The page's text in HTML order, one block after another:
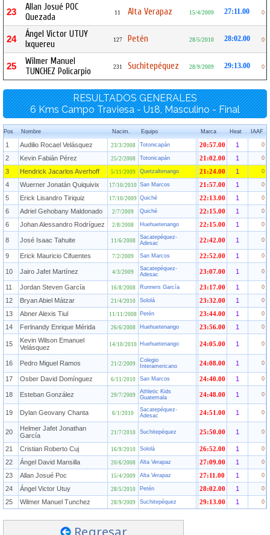
23
Allan Josué POC
Quezada
11 Alta Verapaz 15/4/2009 27:11.00 0
24
Ángel Victor UTUY
Ixquereu
127 Petén 28/5/2010 28:02.00 0
25
Wilmer Manuel
TUNCHEZ Policarpio
231 Suchitepéquez 28/9/2009 29:13.00 0
RESULTADOS GENERALES
6 Kms Campo Traviesa - U18, Masculino - Final
Pos Nombre Nacim. Equipo Marca Heat IAAF
1 Audilio Rocael Velásquez 23/3/2008 Totonicapán 20:57.00 1 0
2 Kevin Fabián Pérez 25/2/2008 Totonicapán 21:02.00 1 0
3 Hendrick Jacarlos Averhoff 5/11/2009 Quetzaltenango 21:24.00 1 0
4 Wuerner Jonatán Quiquivix 17/10/2010 San Marcos 21:57.00 1 0
5 Erick Lisandro Tiriquiz 17/10/2009 Quiché 22:13.00 1 0
6 Adriel Gehobany Maldonado 2/7/2009 Quiché 22:15.00 1 0
6 Johan Alessandro Rodríguez 2/8/2008 Huehuetenango 22:15.00 1 0
8 José Isaac Tahuite 11/6/2008
Sacatepéquez-
Adesac
22:42.00 1 0
9 Erick Mauricio Cifuentes 7/2/2009 San Marcos 22:52.00 1 0
10 Jairo Jafet Martínez 4/3/2009
Sacatepéquez-
Adesac
23:07.00 1 0
11 Jordan Steven García 16/8/2008 Runners García 23:17.00 1 0
12 Bryan Abiel Mátzar 21/4/2010 Sololá 23:32.00 1 0
13 Abner Alexis Tiul 11/11/2008 Petén 23:44.00 1 0
14 Ferlnandy Enrique Mérida 26/6/2008 Huehuetenango 23:56.00 1 0
15
Kevin Wilson Emanuel
Velásquez
14/10/2010 Huehuetenango 24:05.00 1 0
16 Pedro Miguel Ramos 21/2/2009
Colegio
Interamericano
24:08.00 1 0
17 Osber David Domínguez 6/11/2010 San Marcos 24:40.00 1 0
18 Esteban González 29/7/2009
Athletic Kids
Guatemala
24:48.00 1 0
19 Dylan Geovany Chanta 6/1/2010
Sacatepéquez-
Adesac
24:51.00 1 0
20
Helmer Jafet Jonathan
García
21/7/2010 Suchitepéquez 25:50.00 1 0
21 Cristian Roberto Cuj 16/9/2010 Sololá 26:52.00 1 0
22 Ángel David Mansilla 20/6/2008 Alta Verapaz 27:09.00 1 0
23 Allan Josué Poc 15/4/2009 Alta Verapaz 27:11.00 1 0
24 Ángel Victor Utuy 28/5/2010 Petén 28:02.00 1 0
25 Wilmer Manuel Tunchez 28/9/2009 Suchitepéquez 29:13.00 1 0
Regresar